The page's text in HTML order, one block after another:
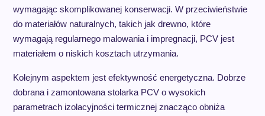
wymagając skomplikowanej konserwacji. W przeciwieństwie
do materiałów naturalnych, takich jak drewno, które
wymagają regularnego malowania i impregnacji, PCV jest
materiałem o niskich kosztach utrzymania.
Kolejnym aspektem jest efektywność energetyczna. Dobrze
dobrana i zamontowana stolarka PCV o wysokich
parametrach izolacyjności termicznej znacząco obniża